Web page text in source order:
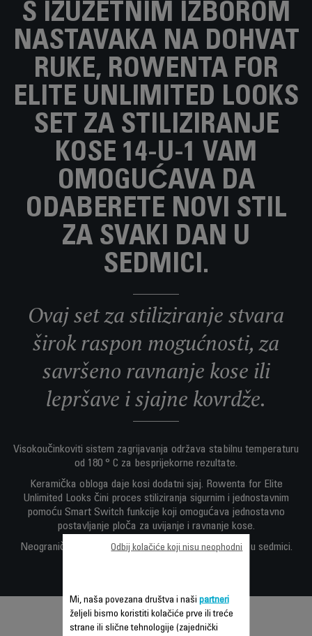
S IZUZETNIM IZBOROM
NASTAVAKA NA DOHVAT
RUKE, ROWENTA FOR
ELITE UNLIMITED LOOKS
SET ZA STILIZIRANJE
KOSE 14-U-1 VAM
OMOGUĆAVA DA
ODABERETE NOVI STIL
ZA SVAKI DAN U
SEDMICI.
Ovaj set za stiliziranje stvara
širok raspon mogućnosti, za
savršeno ravnanje kose ili
lepršave i sjajne kovrdže.
Visokoučinkoviti sistem zagrijavanja održava stabilnu temperaturu
od 180 ° C za besprijekorne rezultate.
Keramička obloga daje kosi dodatni sjaj. Rowenta for Elite
Unlimited Looks čini proces stiliziranja sigurnim i jednostavnim
pomoću Smart Switch funkcije koji omogućava jednostavno
postavljanje ploča za uvijanje i ravnanje kose.
Neograničen izgled 14-u-1: savršeni izgled, svaki dan u sedmici.
Mi, naša povezana društva i naši partneri
željeli bismo koristiti kolačiće prve ili treće
strane ili slične tehnologije (zajednički
Odbij kolačiće koji nisu neophodni